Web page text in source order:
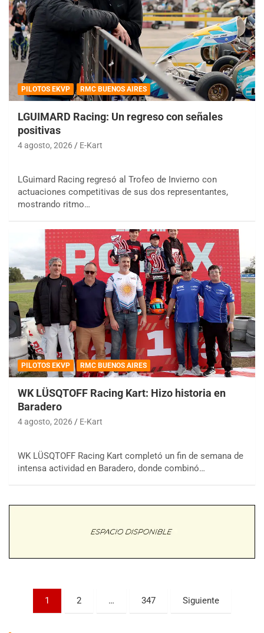
PILOTOS EKVP RMC BUENOS AIRES
LGUIMARD Racing: Un regreso con señales
positivas
4 agosto, 2026 E-Kart
LGuimard Racing regresó al Trofeo de Invierno con
actuaciones competitivas de sus dos representantes,
mostrando ritmo…
PILOTOS EKVP RMC BUENOS AIRES
WK LÜSQTOFF Racing Kart: Hizo historia en
Baradero
4 agosto, 2026 E-Kart
WK LÜSQTOFF Racing Kart completó un fin de semana de
intensa actividad en Baradero, donde combinó…
Paginación
1 2 … 347 Siguiente
COBERTURA ESPECIAL DE E-KART.COM.AR
08/09-AGO
Trenque Lauquen (Buenos Aires)
Villaguay (Entre Ríos)